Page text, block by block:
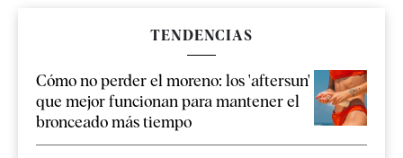
TENDENCIAS
Cómo no perder el moreno: los 'aftersun'
que mejor funcionan para mantener el
bronceado más tiempo